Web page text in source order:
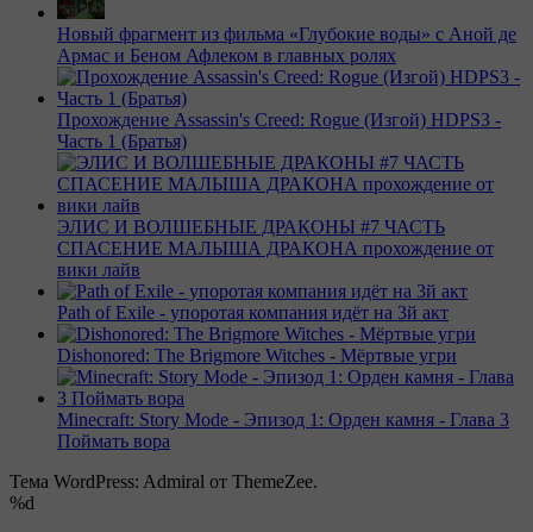
Новый фрагмент из фильма «Глубокие воды» с Аной де
Армас и Беном Афлеком в главных ролях
Прохождение Assassin's Creed: Rogue (Изгой) HDPS3 -
Часть 1 (Братья)
ЭЛИС И ВОЛШЕБНЫЕ ДРАКОНЫ #7 ЧАСТЬ
СПАСЕНИЕ МАЛЫША ДРАКОНА прохождение от
вики лайв
Path of Exile - упоротая компания идёт на 3й акт
Dishonored: The Brigmore Witches - Мёртвые угри
Minecraft: Story Mode - Эпизод 1: Орден камня - Глава 3
Поймать вора
Тема WordPress: Admiral от ThemeZee.
%d